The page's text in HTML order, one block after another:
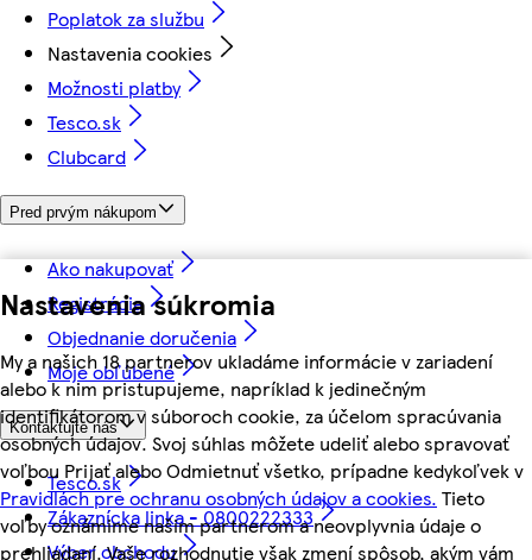
Nastavenia súkromia
My a našich 18 partnerov ukladáme informácie v zariadení
alebo k nim pristupujeme, napríklad k jedinečným
identifikátorom v súboroch cookie, za účelom spracúvania
osobných údajov. Svoj súhlas môžete udeliť alebo spravovať
voľbou Prijať alebo Odmietnuť všetko, prípadne kedykoľvek v
Pravidlách pre ochranu osobných údajov a cookies. Tieto
voľby oznámime našim partnerom a neovplyvnia údaje o
prehliadaní. Vaše rozhodnutie však zmení spôsob, akým vám
Poplatok za službu
Nastavenia cookies
Možnosti platby
Tesco.sk
Clubcard
Pred prvým nákupom
Ako nakupovať
Registrácia
Objednanie doručenia
Moje obľúbené
Kontaktujte nás
Tesco.sk
Zákaznícka linka - 0800222333
Výber obchodu